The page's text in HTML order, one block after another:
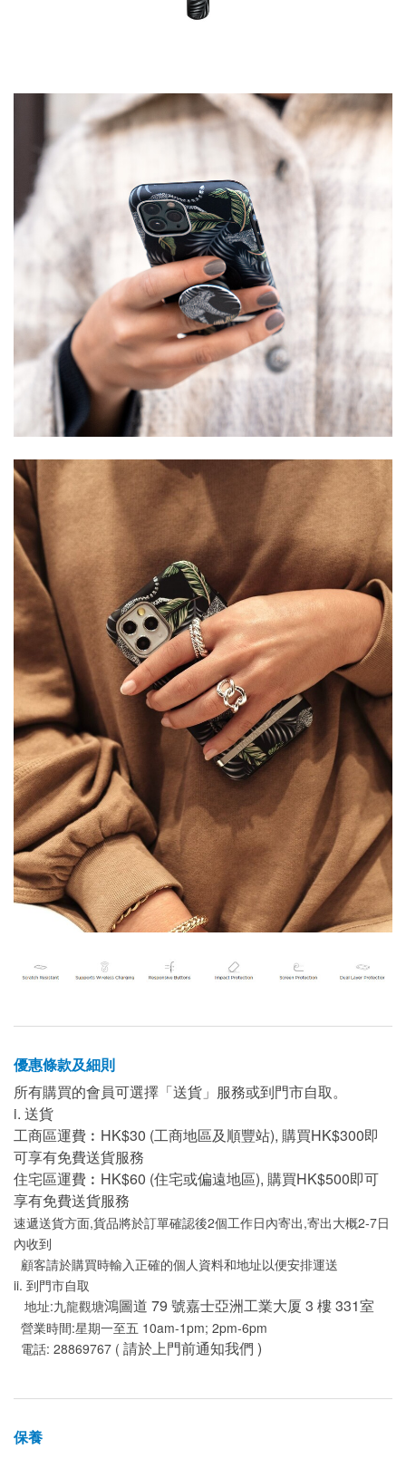
優惠條款及細則
所有購買的會員可選擇「送貨」服務或到門市自取。
i. 送貨
工商區運費︰HK$30 (工商地區及順豐站), 購買HK$300即
可享有免費送貨服務
住宅區運費︰HK$60 (住宅或偏遠地區), 購買HK$500即可
享有免費送貨服務
速遞送貨方面,貨品將於訂單確認後2個工作日內寄出,寄出大概2-7日
內收到
顧客請於購買時輸入正確的個人資料和地址以便安排運送
ii. 到門市自取
地址:九龍觀塘鴻圖道 79 號嘉士亞洲工業大厦 3 樓 331室
營業時間:星期一至五 10am-1pm; 2pm-6pm
電話: 28869767 ( 請於上門前通知我們 )
保養